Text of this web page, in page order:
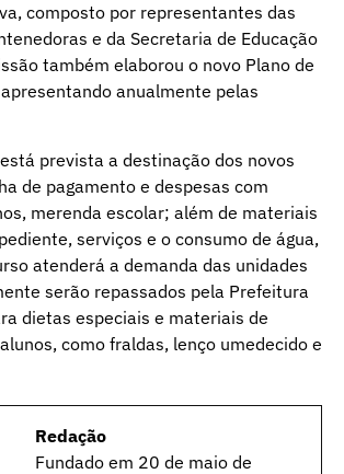
composto por representantes das
e da Secretaria de Educação
também elaborou o novo Plano de
anualmente pelas
prevista a destinação dos novos
de pagamento e despesas com
merenda escolar; além de materiais
serviços e o consumo de água,
atenderá a demanda das unidades
serão repassados pela Prefeitura
dietas especiais e materiais de
como fraldas, lenço umedecido e
Redação
Fundado em 20 de maio de